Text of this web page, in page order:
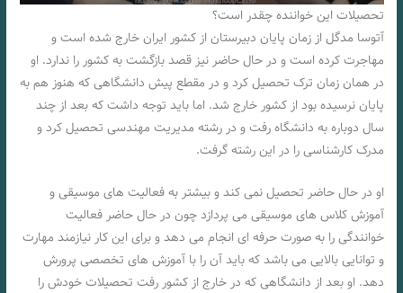
تحصیلات این خواننده چقدر است؟
آتوسا مدگل از زمان پایان دبیرستان از کشور ایران خارج شده است و
مهاجرت کرده است و در حال حاضر نیز قصد بازگشت به کشور را ندارد. او
در همان زمان ترک تحصیل کرد و در مقطع پیش دانشگاهی که هنوز هم به
پایان نرسیده بود از کشور خارج شد. اما باید توجه داشت که بعد از چند
سال دوباره به دانشگاه رفت و در رشته مدیریت مهندسی تحصیل کرد و
مدرک کارشناسی را در این رشته گرفت.
او در حال حاضر تحصیل نمی کند و بیشتر به فعالیت های موسیقی و
آموزش کلاس های موسیقی می پردازد چون در حال حاضر فعالیت
خوانندگی را به صورت حرفه ای انجام می دهد و برای این کار نیازمند مهارت
و توانایی بالایی می باشد که باید آن را با آموزش های تخصصی پرورش
دهد. او بعد از دانشگاهی که در خارج از کشور رفت تحصیلات خودش را